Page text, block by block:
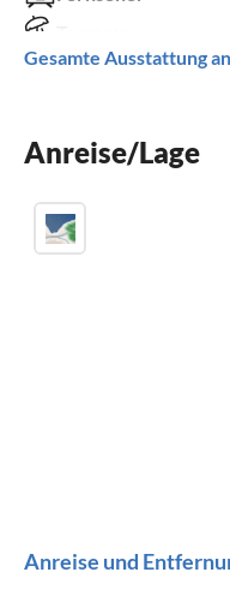
Spülmaschine
Kamin
Gesamte Ausstattung
Anreise/Lage
Anreise und